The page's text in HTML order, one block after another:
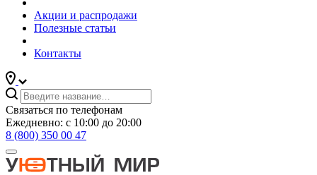
Акции и распродажи
Полезные статьи
Контакты
Связаться по телефонам
Ежедневно: с 10:00 до 20:00
8 (800) 350 00 47